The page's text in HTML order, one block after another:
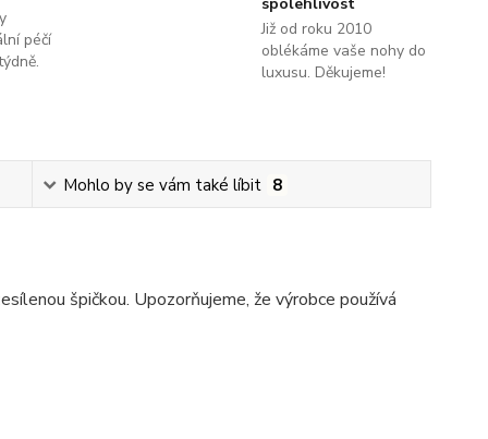
péčí
spolehlivost
Již od roku 2010
oblékáme vaše nohy do
luxusu. Děkujeme!
Mohlo by se vám také líbit 8
špičkou. Upozorňujeme, že výrobce používá